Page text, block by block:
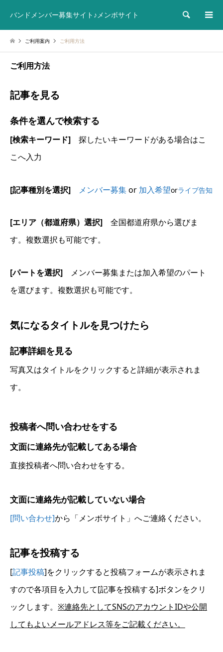
バンドメンバー募集サイト♪メンボサイト 検索
ご利用案内 ご利用方法
ご利用方法
記事を見る
条件を選んで検索する
[検索キーワード] 探したいキーワードがある場合はこ
こへ入力
[記事種別を選択] メンバー募集or 加入希望orライブ告知
[エリア（都道府県）選択] 全国都道府県から選びま
す。複数選択も可能です。
[パートを選択] メンバー募集または加入希望のパート
を選びます。複数選択も可能です。
気になるタイトルを見つけたら
記事詳細を見る
写真又はタイトルをクリックすると詳細が表示されま
す。
投稿者へ問い合わせをする
文面に連絡先が記載してある場合
直接投稿者へ問い合わせをする。
文面に連絡先が記載していない場合
[問い合わせ]から「メンボサイト」へご連絡ください。
記事を投稿する
[記事投稿]をクリックすると投稿フォームが表示されま
すので各項目を入力して[記事を投稿する]ボタンをクリ
ックします。 ※連絡先としてSNSのアカウントIDや公開
してもよいメールアドレス等をご記載ください。